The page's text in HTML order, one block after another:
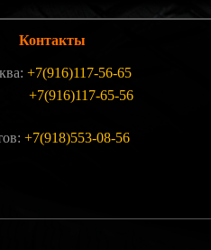
Контакты
+7(916)117-56-65
+7(916)117-65-56
+7(918)553-08-56